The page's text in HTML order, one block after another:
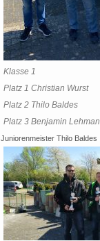
Klasse 1
Platz 1 Christian Wurst
Platz 2 Thilo Baldes
Platz 3 Benjamin
Juniorenmeister Thilo Baldes